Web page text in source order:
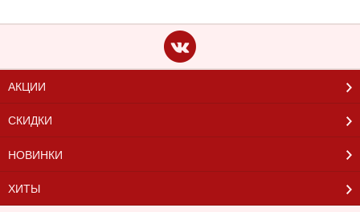
АКЦИИ
СКИДКИ
НОВИНКИ
ХИТЫ